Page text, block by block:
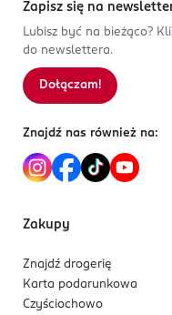
Zapisz się na
Lubisz być na bieżąco?
do newslettera.
Dołączam!
Znajdź nas również na:
Zakupy
Znajdź drogerię
Karta podarunkowa
Czyściochowo